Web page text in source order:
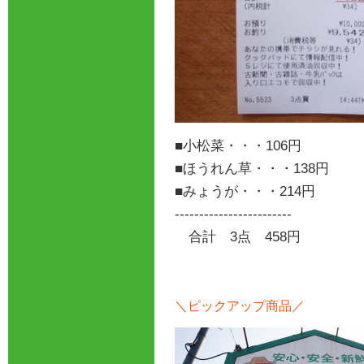
■小松菜・・・106円
■ほうれん草・・・138円
■みょうが・・・214円
------------------------
合計 3点 458円
＼ピックアップ商品／